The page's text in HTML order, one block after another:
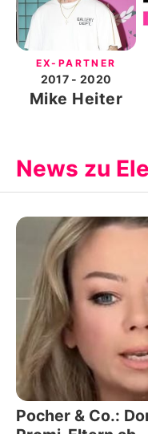
EX-PARTNER
2017- 2020
Mike Heiter
News zu
Pocher & Co.: